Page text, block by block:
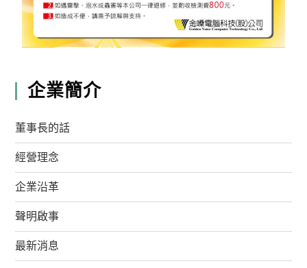
企業簡介
董事長的話
經營理念
企業沿革
聲明啟事
最新消息